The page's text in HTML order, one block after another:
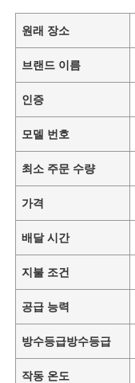
원래 장소
브랜드 이름
인증
모델 번호
최소 주문 수량
가격
배달 시간
지불 조건
공급 능력
방수등급방수등급
작동 온도